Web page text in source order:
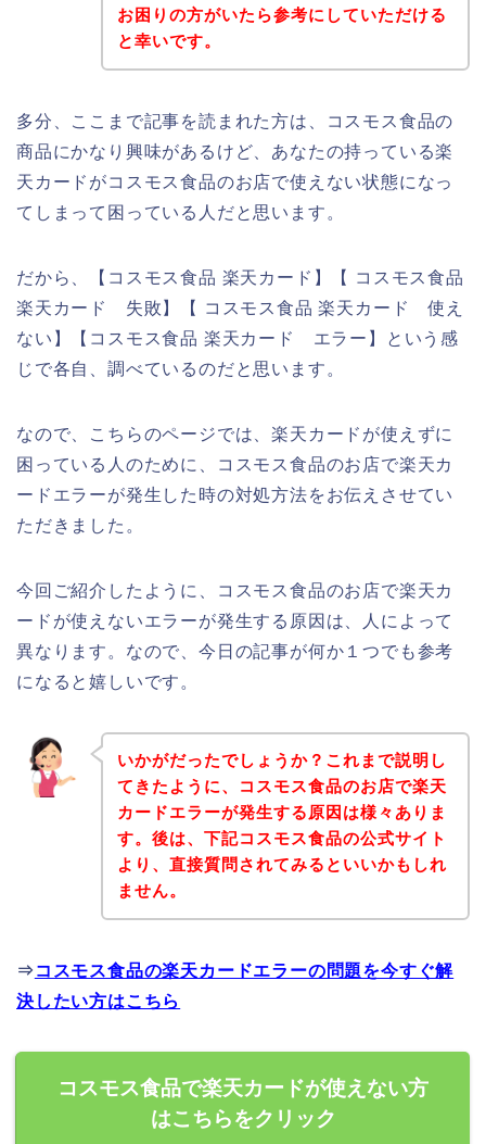
お困りの方がいたら参考にしていただける
と幸いです。
多分、ここまで記事を読まれた方は、コスモス食品の
商品にかなり興味があるけど、あなたの持っている楽
天カードがコスモス食品のお店で使えない状態になっ
てしまって困っている人だと思います。
だから、【コスモス食品 楽天カード】【 コスモス食品
楽天カード 失敗】【 コスモス食品 楽天カード 使え
ない】【コスモス食品 楽天カード エラー】という感
じで各自、調べているのだと思います。
なので、こちらのページでは、楽天カードが使えずに
困っている人のために、コスモス食品のお店で楽天カ
ードエラーが発生した時の対処方法をお伝えさせてい
ただきました。
今回ご紹介したように、コスモス食品のお店で楽天カ
ードが使えないエラーが発生する原因は、人によって
異なります。なので、今日の記事が何か１つでも参考
になると嬉しいです。
いかがだったでしょうか？これまで説明し
てきたように、コスモス食品のお店で楽天
カードエラーが発生する原因は様々ありま
す。後は、下記コスモス食品の公式サイト
より、直接質問されてみるといいかもしれ
ません。
⇒ コスモス食品の楽天カードエラーの問題を今すぐ解
決したい方はこちら
コスモス食品で楽天カードが使えない方
はこちらをクリック